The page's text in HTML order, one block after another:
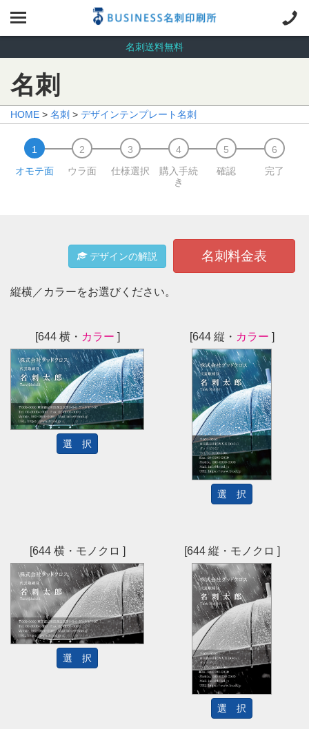
名刺送料無料
名刺
HOME > 名刺 > デザインテンプレート名刺
オモテ面 ウラ面 仕様選択
購入手続
き
確認 完了
デザインの解説 名刺料金表
縦横／カラーをお選びください。
[644 横・ カラー ]
選 択
[644 縦・ カラー ]
選 択
[644 横・モノクロ ]
選 択
[644 縦・モノクロ ]
選 択